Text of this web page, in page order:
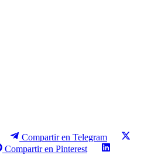
Compartir en Telegram
Compartir en Pinterest